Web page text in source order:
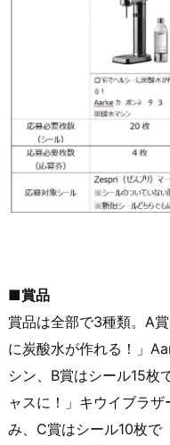
■賞品
賞品は全部で3種類。A
に炭酸水が作れる！」
シン、B賞はシール15枚
ャスに！」キウイブラ
み、C賞はシール10枚で